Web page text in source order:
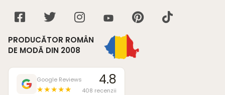
PRODUCĂTOR ROMÂN
DE MODĂ DIN 2008
Google Reviews
★★★★★
4.8
408 recenzii